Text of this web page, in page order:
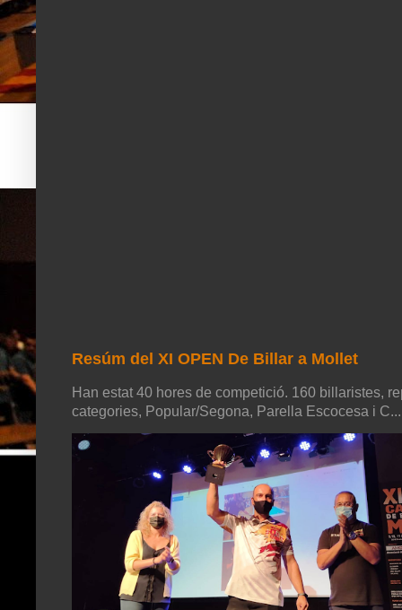
Resúm del XI OPEN De Billar a Mollet
Han estat 40 hores de competició. 160 billaristes,
categories, Popular/Segona, Parella Escocesa i C...